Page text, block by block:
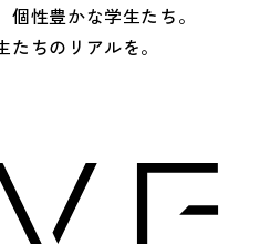
性豊かな学生たち。
ちのリアルを。